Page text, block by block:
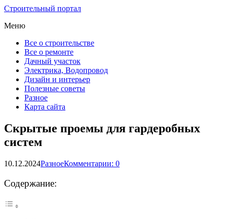
Строительный портал
Меню
Все о строительстве
Все о ремонте
Дачный участок
Электрика, Водопровод
Дизайн и интерьер
Полезные советы
Разное
Карта сайта
Скрытые проемы для гардеробных
систем
10.12.2024РазноеКомментарии: 0
Содержание: